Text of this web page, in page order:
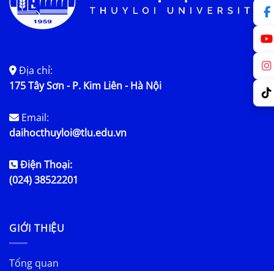
Địa chỉ:
175 Tây Sơn - P. Kim Liên - Hà Nội
Email:
daihocthuyloi@tlu.edu.vn
Điện Thoại:
(024) 38522201
GIỚI THIỆU
Tổng quan